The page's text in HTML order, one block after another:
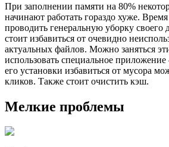
При заполнении памяти на 80%
начинают работать гораздо хуже.
проводить генеральную уборку своего
стоит избавиться от очевидно
актуальных файлов. Можно заняться
использовать специальное приложение
его установки избавиться от мусора
кликов. Также стоит очистить кэш.
Мелкие проблемы